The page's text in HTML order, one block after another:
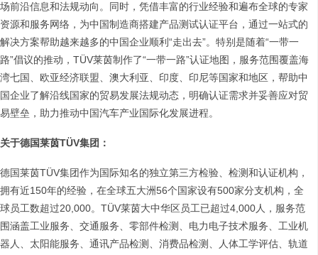
场前沿信息和法规动向。同时，凭借丰富的行业经验和遍布全球的专家
资源和服务网络，为中国制造商搭建产品测试认证平台，通过一站式的
解决方案帮助越来越多的中国企业顺利“走出去”。特别是随着“一带一
路”倡议的推动，TÜV莱茵制作了“一带一路”认证地图，服务范围覆盖海
湾七国、欧亚经济联盟、澳大利亚、印度、印尼等国家和地区，帮助中
国企业了解沿线国家的贸易发展法规动态，明确认证需求并妥善应对贸
易壁垒，助力推动中国汽车产业国际化发展进程。
关于德国莱茵TÜV集团：
德国莱茵TÜV集团作为国际知名的独立第三方检验、检测和认证机构，
拥有近150年的经验，在全球五大洲56个国家设有500家分支机构，全
球员工数超过20,000。TÜV莱茵大中华区员工已超过4,000人，服务范
围涵盖工业服务、交通服务、零部件检测、电力电子技术服务、工业机
器人、太阳能服务、通讯产品检测、消费品检测、人体工学评估、轨道